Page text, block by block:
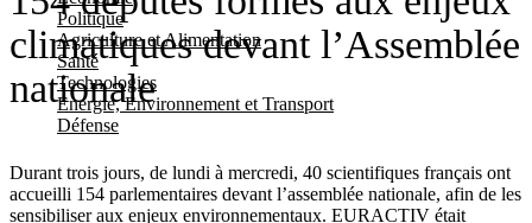
Politique
Agriculture et Alimentation
Santé
Technologies
Energie, Environnement et Transport
Défense
climatiques devant l’Assemblée
nationale
Durant trois jours, de lundi à mercredi, 40 scientifiques français ont
accueilli 154 parlementaires devant l’assemblée nationale, afin de les
sensibiliser aux enjeux environnementaux. EURACTIV était